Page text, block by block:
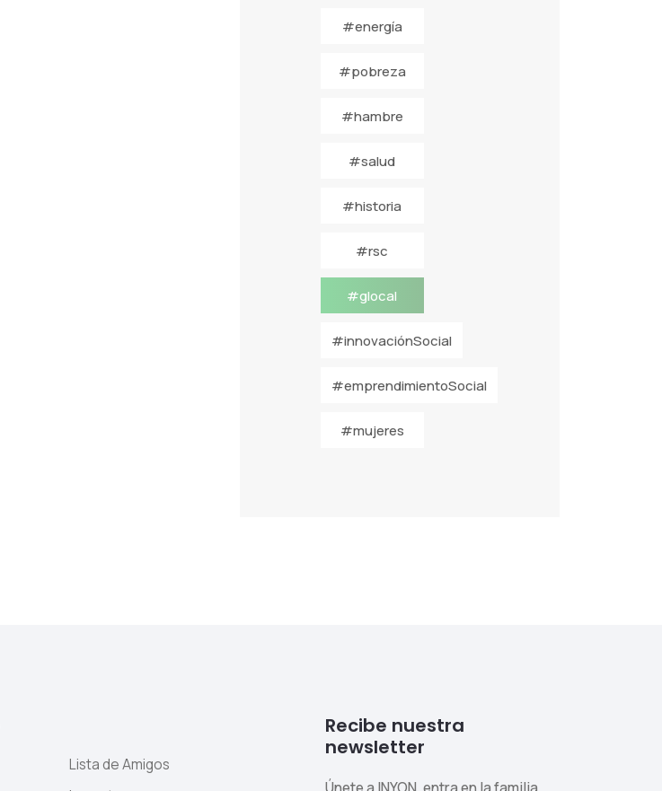
#energía
#pobreza
#hambre
#salud
#historia
#rsc
#glocal
#innovaciónSocial
#emprendimientoSocial
#mujeres
Lista de Amigos
Recibe nuestra
newsletter